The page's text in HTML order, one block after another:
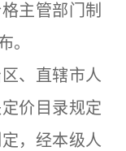
主管部门制
。
、直辖市人
价目录规定
，经本级人